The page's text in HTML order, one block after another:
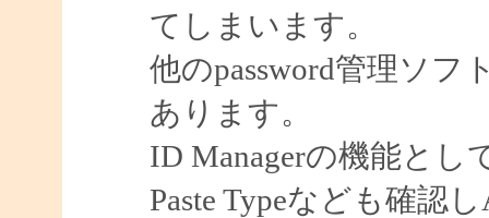
てしまいます。
他のpassword管理ソフ
あります。
ID Managerの機能とし
Paste Typeなども確認